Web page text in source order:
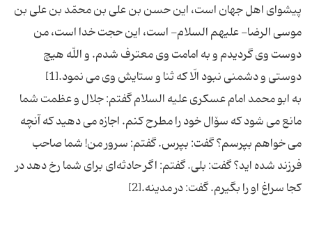
پیشواى‏ اهل جهان است، این حسن بن على بن محمّد بن على بن
موسى الرضا- علیهم السلام- است، این حجت خدا است، من
دوست وى گردیدم و به امامت وى معترف شدم. و اللّه هیچ
به ابو محمد امام‏ عسكرى‏ علیه السلام گفتم: جلال و عظمت شما
مانع مى‏ شود كه سۆال خود را مطرح كنم. اجازه مى‏ دهید كه آنچه
مى ‏خواهم بپرسم؟ گفت: بپرس. گفتم: سرور من! شما صاحب
فرزند شده ‏اید؟ گفت: بلى. گفتم: اگر حادثه‌‏اى براى شما رخ دهد در